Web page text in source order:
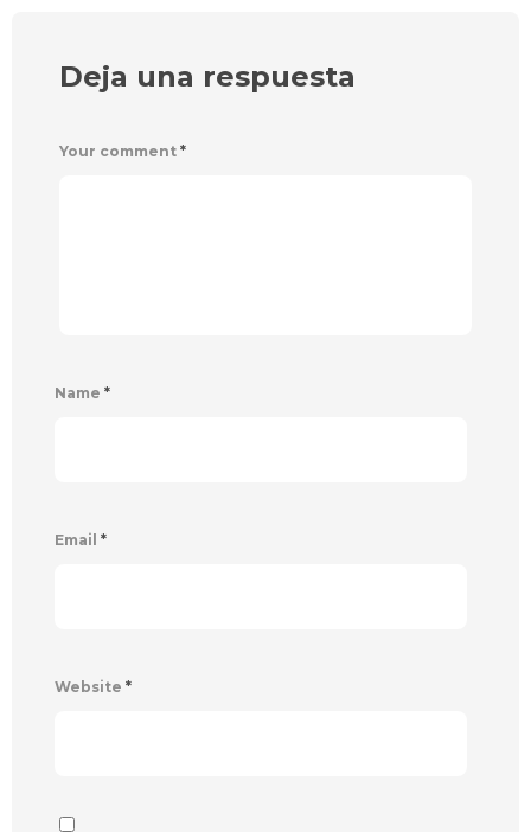
Deja una respuesta
Your comment *
Name *
Email *
Website *